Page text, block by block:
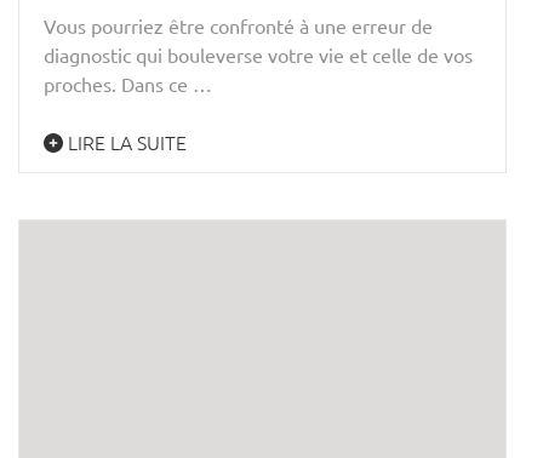
Vous pourriez être confronté à une erreur de
diagnostic qui bouleverse votre vie et celle de vos
proches. Dans ce …
LIRE LA SUITE